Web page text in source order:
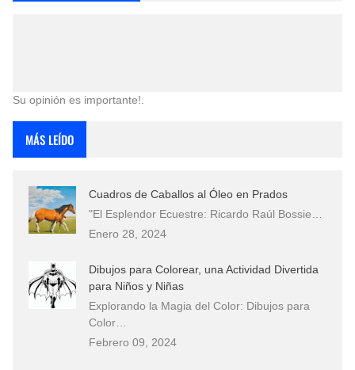
Su opinión es importante!.
MÁS LEÍDO
Cuadros de Caballos al Óleo en Prados
"El Esplendor Ecuestre: Ricardo Raúl Bossie…
Enero 28, 2024
Dibujos para Colorear, una Actividad Divertida
para Niños y Niñas
Explorando la Magia del Color: Dibujos para
Color…
Febrero 09, 2024